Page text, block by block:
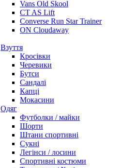
Vans Old Skool
CT AS Lift
Converse Run Star Trainer
ON Cloudaway
Взуття
Кросівки
Черевики
Бутси
Сандалі
Капці
Мокасини
Одяг
Футболки / майки
Шорти
Штани спортивні
Сукні
Легінси / лосини
Спортивні костюми